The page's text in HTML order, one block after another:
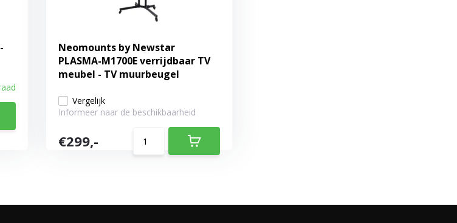
Neomounts by Newstar
PLASMA-M1700E verrijdbaar TV
meubel - TV muurbeugel
Vergelijk
Informeer naar de beschikbaarheid
€299,-